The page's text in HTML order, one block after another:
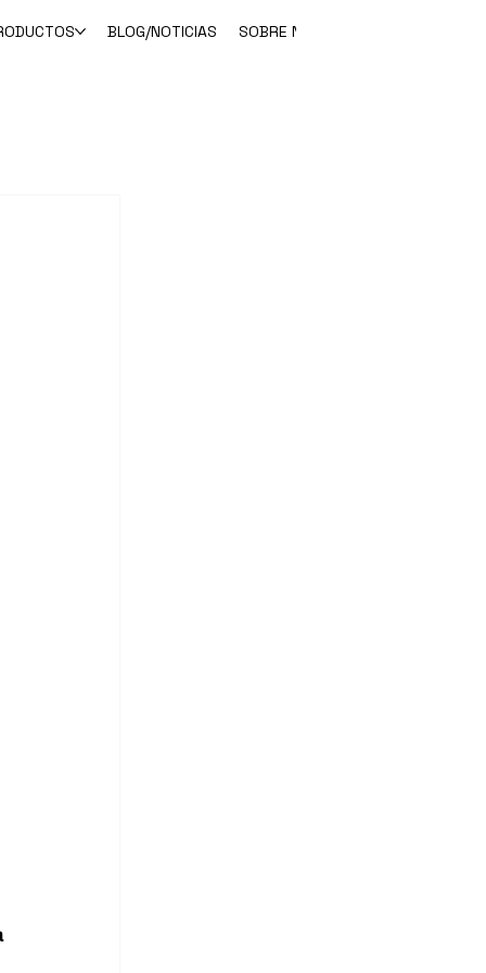
BLOG/NOTICIAS SOBRE NOSOTROS